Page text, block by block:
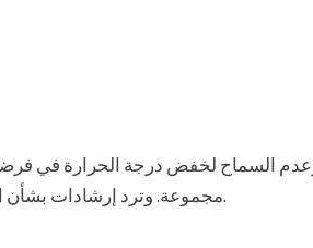
السماح لخفض درجة الحرارة في
مجموعة. وترد إرشادات بشأن التطبيق.